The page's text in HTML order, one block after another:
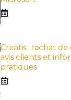
Creatis : rachat de
avis clients et
pratiques